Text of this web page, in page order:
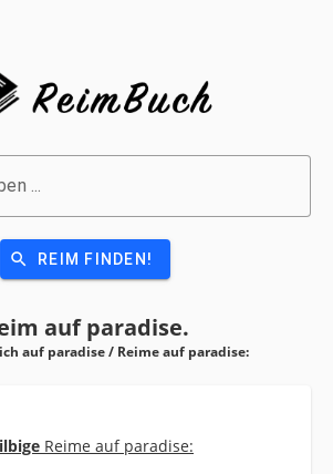
...
search REIM FINDEN!
aufparadise.
auf paradise / Reime auf paradise:
Reime auf paradise: